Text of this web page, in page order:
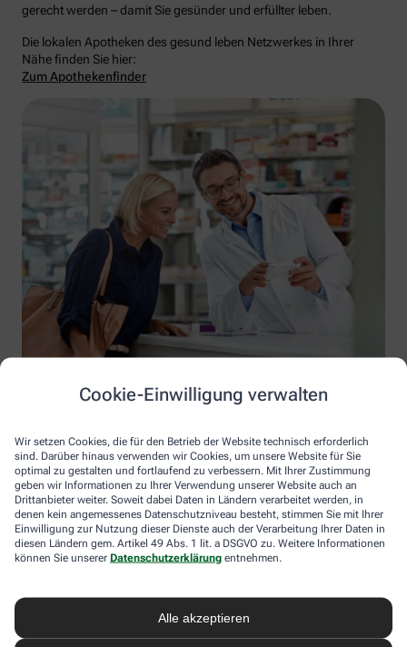
Cookie-Einwilligung verwalten
Wir setzen Cookies, die für den Betrieb der Website technisch erforderlich
sind. Darüber hinaus verwenden wir Cookies, um unsere Website für Sie
optimal zu gestalten und fortlaufend zu verbessern. Mit Ihrer Zustimmung
geben wir Informationen zu Ihrer Verwendung unserer Website auch an
Drittanbieter weiter. Soweit dabei Daten in Ländern verarbeitet werden, in
denen kein angemessenes Datenschutzniveau besteht, stimmen Sie mit Ihrer
Einwilligung zur Nutzung dieser Dienste auch der Verarbeitung Ihrer Daten in
diesen Ländern gem. Artikel 49 Abs. 1 lit. a DSGVO zu. Weitere Informationen
können Sie unserer Datenschutzerklärung entnehmen.
Alle akzeptieren
gerecht werden – damit Sie gesünder und erfüllter leben.
Die lokalen Apotheken des gesund leben Netzwerkes in Ihrer
Nähe finden Sie hier:
Zum Apothekenfinder
Information der Fritz-Reuter-Apotheke
Fritz-Reuter-Apotheke
18057 Rostock